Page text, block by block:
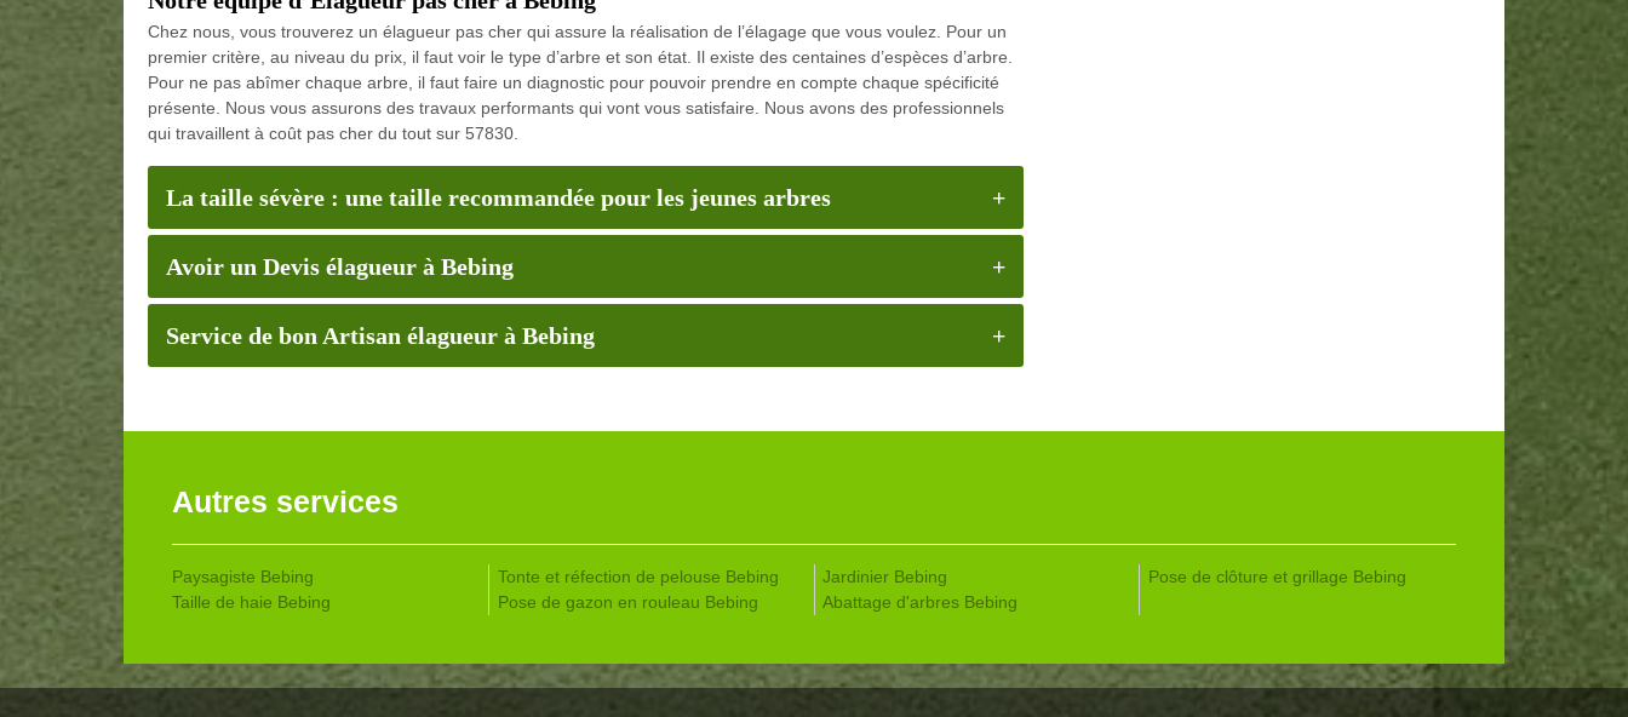
Chez nous, vous trouverez un élagueur pas cher qui assure la réalisation de l’élagage que vous voulez. Pour un
premier critère, au niveau du prix, il faut voir le type d’arbre et son état. Il existe des centaines d’espèces d’arbre.
Pour ne pas abîmer chaque arbre, il faut faire un diagnostic pour pouvoir prendre en compte chaque spécificité
présente. Nous vous assurons des travaux performants qui vont vous satisfaire. Nous avons des professionnels
qui travaillent à coût pas cher du tout sur 57830.
La taille sévère : une taille recommandée pour les jeunes arbres
Avoir un Devis élagueur à Bebing
Service de bon Artisan élagueur à Bebing
Autres services
Paysagiste Bebing
Taille de haie Bebing
Tonte et réfection de pelouse Bebing
Pose de gazon en rouleau Bebing
Jardinier Bebing
Abattage d'arbres Bebing
Pose de clôture et grillage Bebing